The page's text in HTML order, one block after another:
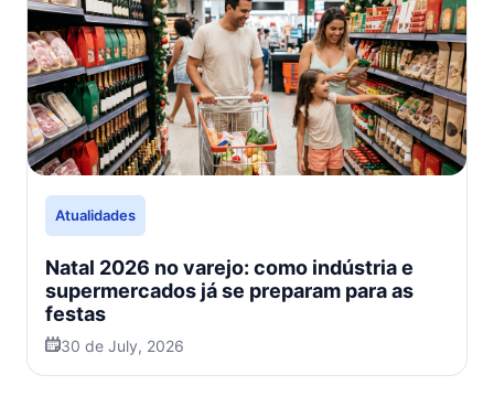
Atualidades
Natal 2026 no varejo: como indústria e
supermercados já se preparam para as
festas
30 de July, 2026